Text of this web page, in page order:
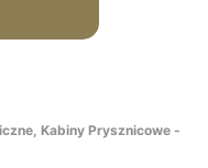
Kabiny Prysznicowe -